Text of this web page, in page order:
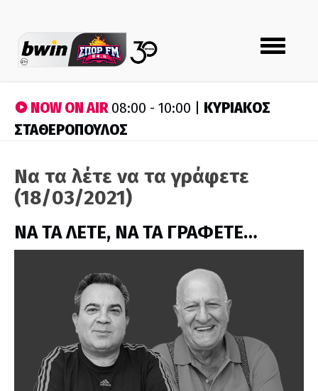
Toggle
navigation
NOW ON AIR08:00 - 10:00 | ΚΥΡΙΑΚΟΣ
ΣΤΑΘΕΡΟΠΟΥΛΟΣ
Να τα λέτε να τα γράφετε
(18/03/2021)
ΝΑ ΤΑ ΛΕΤΕ, ΝΑ ΤΑ ΓΡΑΦΕΤΕ…